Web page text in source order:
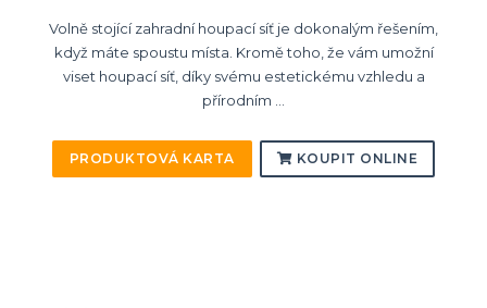
Volně stojící zahradní houpací síť je dokonalým řešením,
když máte spoustu místa. Kromě toho, že vám umožní
viset houpací síť, díky svému estetickému vzhledu a
přírodním ...
PRODUKTOVÁ KARTA KOUPIT ONLINE